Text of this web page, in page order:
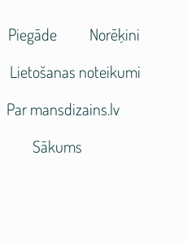
Piegāde
Norēķini
Lietošanas noteikumi
Par mansdizains.lv
Sākums